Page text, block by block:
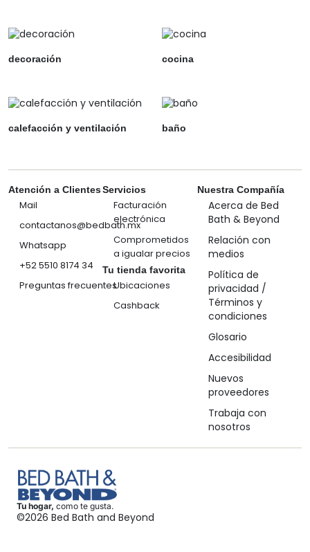
decoración cocina
calefacción y ventilación baño
Atención a Clientes
Mail
contactanos@bedbath.mx
Whatsapp
+52 5510 8174 34
Preguntas frecuentes
Servicios
Facturación
electrónica
Comprometidos
a igualar precios
Tu tienda favorita
Ubicaciones
Cashback
Nuestra Compañía
Acerca de Bed
Bath & Beyond
Relación con
medios
Política de
privacidad /
Términos y
condiciones
Glosario
Accesibilidad
Nuevos
proveedores
Trabaja con
nosotros
Tu hogar, como te gusta.
©2026 Bed Bath and Beyond